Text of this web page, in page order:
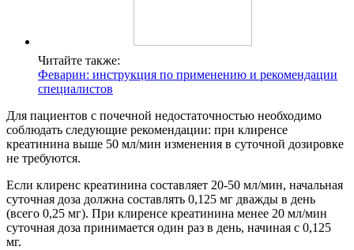
Читайте также:
Феварин: инструкция по применению и рекомендации
специалистов
Для пациентов с почечной недостаточностью необходимо
соблюдать следующие рекомендации: при клиренсе
креатинина выше 50 мл/мин изменения в суточной дозировке
не требуются.
Если клиренс креатинина составляет 20-50 мл/мин, начальная
суточная доза должна составлять 0,125 мг дважды в день
(всего 0,25 мг). При клиренсе креатинина менее 20 мл/мин
суточная доза принимается один раз в день, начиная с 0,125
мг.